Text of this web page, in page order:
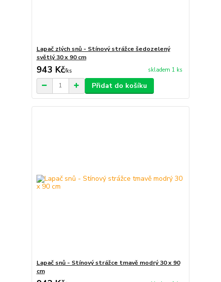
Lapač zlých snů - Stínový strážce šedozelený
světlý 30 x 90 cm
943 Kč/ks skladem 1 ks
Přidat do košíku
Lapač snů - Stínový strážce tmavě modrý 30 x 90
cm